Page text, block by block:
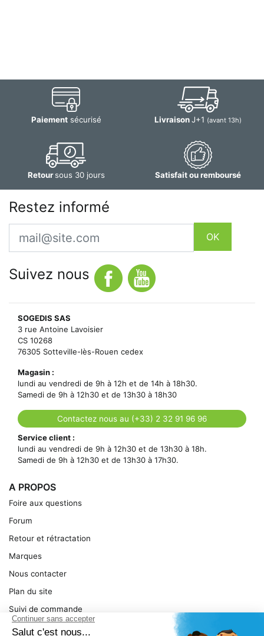
Paiementsécurisé LivraisonJ+1 (avant 13h)
Retoursous 30 jours Satisfait ou remboursé
Restez informé
Email
OK
Suivez nous
SOGEDIS SAS
3 rue Antoine Lavoisier
CS 10268
76305 Sotteville-lès-Rouen cedex
Magasin :
lundi au vendredi de 9h à 12h et de 14h à 18h30.
Samedi de 9h à 12h30 et de 13h30 à 18h30
Contactez nous au (+33) 2 32 91 96 96
Service client :
lundi au vendredi de 9h à 12h30 et de 13h30 à 18h.
Samedi de 9h à 12h30 et de 13h30 à 17h30.
A PROPOS
Foire aux questions
Forum
Retour et rétractation
Marques
Nous contacter
Plan du site
Suivi de commande
Ma facture